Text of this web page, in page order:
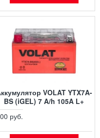
VOLAT YTX7A-
BS (iGEL) 7 A/h 105A L+
руб.